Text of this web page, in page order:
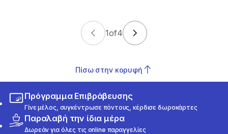
1of4
Πίσω στην κορυφή
Πρόγραμμα Επιβράβευσης
Γίνε μέλος, συγκέντρωσε πόντους, κέρδισε δωροκάρτες
Παραλαβή την ίδια μέρα
Δωρεάν για όλες τις online παραγγελίες